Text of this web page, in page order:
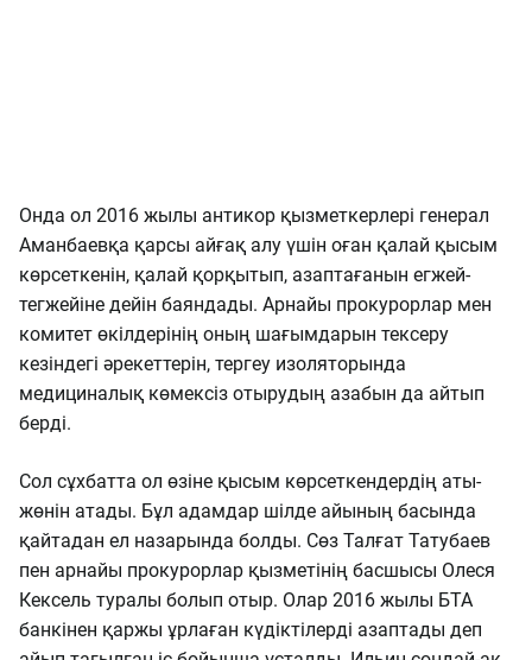
Онда ол 2016 жылы антикор қызметкерлері генерал
Аманбаевқа қарсы айғақ алу үшін оған қалай қысым
көрсеткенін, қалай қорқытып, азаптағанын егжей-
тегжейіне дейін баяндады. Арнайы прокурорлар мен
комитет өкілдерінің оның шағымдарын тексеру
кезіндегі әрекеттерін, тергеу изоляторында
медициналық көмексіз отырудың азабын да айтып
берді.
Сол сұхбатта ол өзіне қысым көрсеткендердің аты-
жөнін атады. Бұл адамдар шілде айының басында
қайтадан ел назарында болды. Сөз Талғат Татубаев
пен арнайы прокурорлар қызметінің басшысы Олеся
Кексель туралы болып отыр. Олар 2016 жылы БТА
банкінен қаржы ұрлаған күдіктілерді азаптады деп